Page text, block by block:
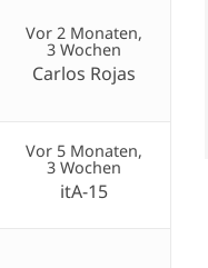
Vor 2 Monaten,
3 Wochen
Carlos Rojas
Vor 5 Monaten,
3 Wochen
itA-15